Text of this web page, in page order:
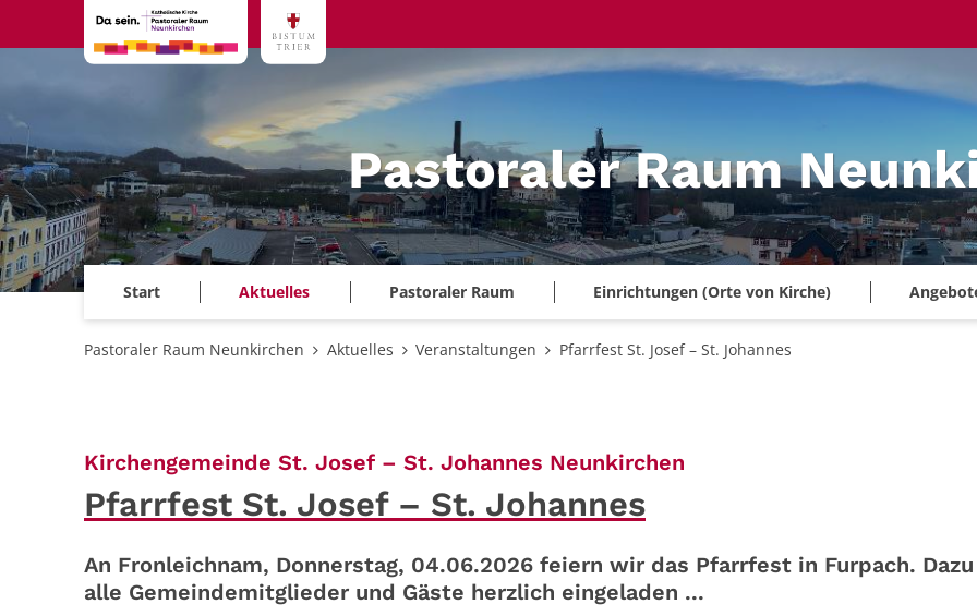
Zum Inhalt springen
Pastoraler Raum
Start Aktuelles Pastoraler Raum Einrichtungen (Orte von Kirche)
Pastoraler Raum Neunkirchen Aktuelles Veranstaltungen Pfarrfest St. Josef – St. Johannes
Kirchengemeinde St. Josef – St. Johannes Neunkirchen
Pfarrfest St. Josef – St. Johannes
An Fronleichnam, Donnerstag, 04.06.2026 feiern wir das Pfarrfest in Furpach.
alle Gemeindemitglieder und Gäste herzlich eingeladen ...